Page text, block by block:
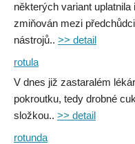
některých variant
zmiňován mezi
nástrojů.. >> detail
rotula
V dnes již zastaralém
pokroutku, tedy drobné
složkou.. >> detail
rotunda